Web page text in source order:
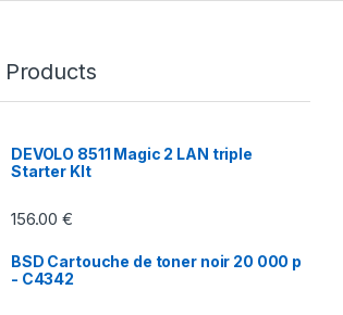
Products
DEVOLO 8511 Magic 2 LAN triple
Starter KIt
156.00€
BSD Cartouche de toner noir 20 000 p
- C4342